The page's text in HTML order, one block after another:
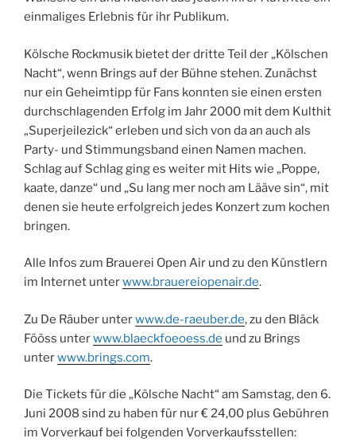
einmaliges Erlebnis für ihr Publikum.
Kölsche Rockmusik bietet der dritte Teil der „Kölschen
Nacht“, wenn Brings auf der Bühne stehen. Zunächst
nur ein Geheimtipp für Fans konnten sie einen ersten
durchschlagenden Erfolg im Jahr 2000 mit dem Kulthit
„Superjeilezick“ erleben und sich von da an auch als
Party- und Stimmungsband einen Namen machen.
Schlag auf Schlag ging es weiter mit Hits wie „Poppe,
kaate, danze“ und „Su lang mer noch am Lääve sin“, mit
denen sie heute erfolgreich jedes Konzert zum kochen
bringen.
Alle Infos zum Brauerei Open Air und zu den Künstlern
im Internet unterwww.brauereiopenair.de.
Zu De Räuber unterwww.de-raeuber.de, zu den Bläck
Fööss unterwww.blaeckfoeoess.de und zu Brings
unterwww.brings.com.
Die Tickets für die „Kölsche Nacht“ am Samstag, den 6.
Juni 2008 sind zu haben für nur € 24,00 plus Gebühren
im Vorverkauf bei folgenden Vorverkaufsstellen: